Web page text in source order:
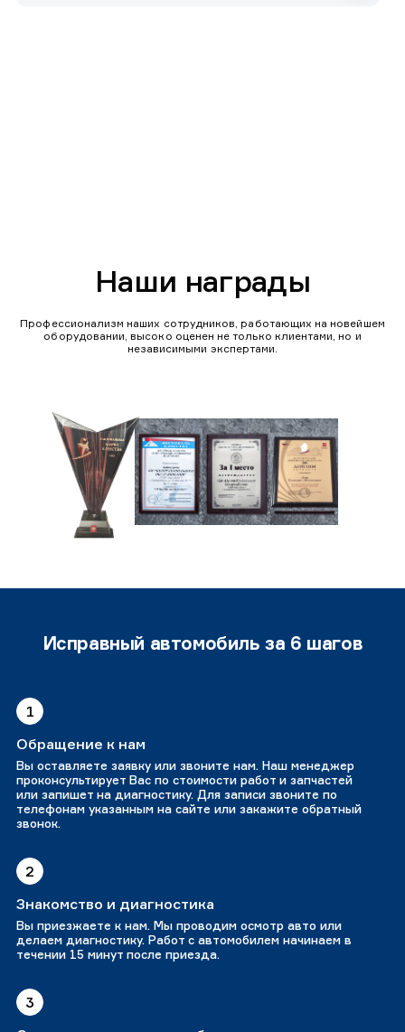
Наши награды
Профессионализм наших сотрудников, работающих на новейшем
оборудовании, высоко оценен не только клиентами, но и
независимыми экспертами.
Исправный автомобиль за 6 шагов
1
Обращение к нам
Вы оставляете заявку или звоните нам. Наш менеджер
проконсультирует Вас по стоимости работ и запчастей
или запишет на диагностику. Для записи звоните по
телефонам указанным на сайте или закажите обратный
звонок.
2
Знакомство и диагностика
Вы приезжаете к нам. Мы проводим осмотр авто или
делаем диагностику. Работ с автомобилем начинаем в
течении 15 минут после приезда.
3